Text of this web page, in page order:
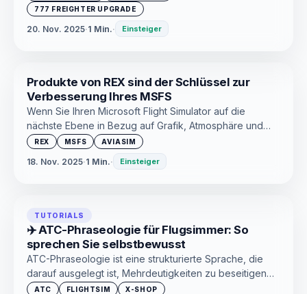
modernen Ansatz zur Simulation eines
Schwerlastfahrzeugs auf ein neues Maß an Realismus.
777 FREIGHTER UPGRADE
20. Nov. 2025·1 Min.· Einsteiger
Produkte von REX sind der Schlüssel zur
Verbesserung Ihres MSFS
Wenn Sie Ihren Microsoft Flight Simulator auf die
nächste Ebene in Bezug auf Grafik, Atmosphäre und
Realismus bringen möchten, sind Produkte von REX
Simulations die perfekte Lösung.
REX MSFS AVIASIM
18. Nov. 2025·1 Min.· Einsteiger
TUTORIALS
✈️ ATC-Phraseologie für Flugsimmer: So
sprechen Sie selbstbewusst
ATC-Phraseologie ist eine strukturierte Sprache, die
darauf ausgelegt ist, Mehrdeutigkeiten zu beseitigen
und die Kommunikation zu beschleunigen. Es genügt,
ATC FLIGHTSIM X-SHOP